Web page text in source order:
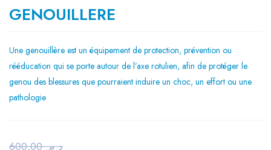
GENOUILLERE
Une genouillère est un équipement de protection, prévention ou
rééducation qui se porte autour de l’axe rotulien, afin de protéger le
genou des blessures que pourraient induire un choc, un effort ou une
pathologie
د.م.600,00